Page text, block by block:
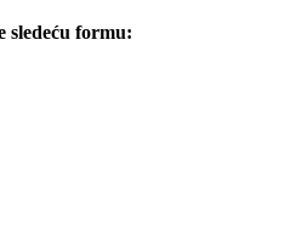
sledeću formu: